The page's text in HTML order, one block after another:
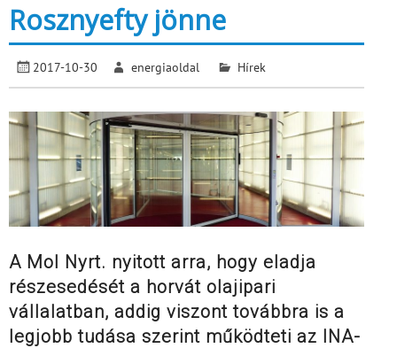
Rosznyefty jönne
2017-10-30 energiaoldal Hírek
A Mol Nyrt. nyitott arra, hogy eladja
részesedését a horvát olajipari
vállalatban, addig viszont továbbra is a
legjobb tudása szerint működteti az INA-